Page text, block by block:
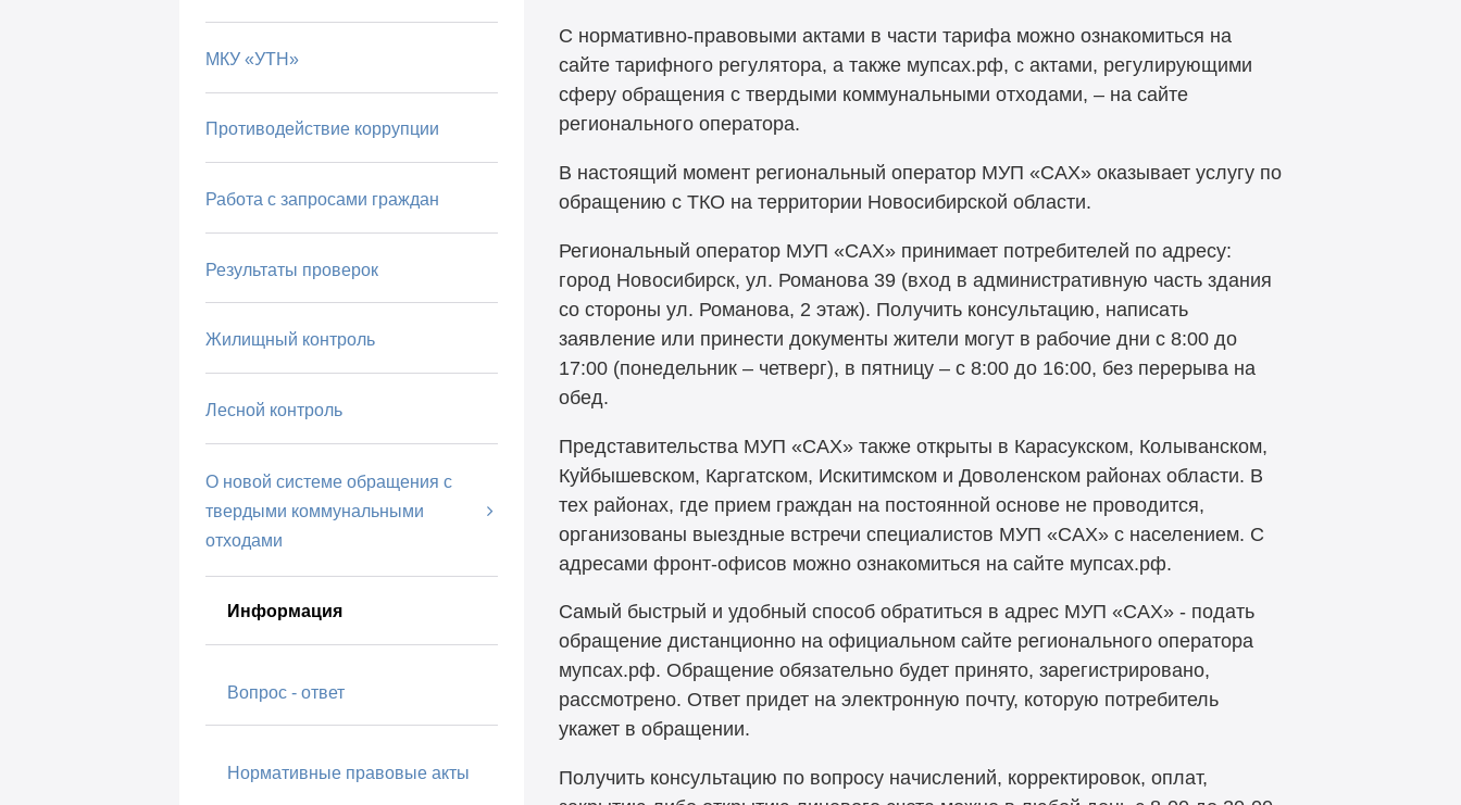
МКУ «УТН»
Противодействие коррупции
Работа с запросами граждан
Результаты проверок
Жилищный контроль
Лесной контроль
О новой системе обращения с
твердыми коммунальными
отходами
Информация
Вопрос - ответ
Нормативные правовые акты
С нормативно-правовыми актами в части тарифа можно ознакомиться на
сайте тарифного регулятора, а также мупсах.рф, с актами, регулирующими
сферу обращения с твердыми коммунальными отходами, – на сайте
регионального оператора.
В настоящий момент региональный оператор МУП «САХ» оказывает услугу по
обращению с ТКО на территории Новосибирской области.
Региональный оператор МУП «САХ» принимает потребителей по адресу:
город Новосибирск, ул. Романова 39 (вход в административную часть здания
со стороны ул. Романова, 2 этаж). Получить консультацию, написать
заявление или принести документы жители могут в рабочие дни с 8:00 до
17:00 (понедельник – четверг), в пятницу – с 8:00 до 16:00, без перерыва на
обед.
Представительства МУП «САХ» также открыты в Карасукском, Колыванском,
Куйбышевском, Каргатском, Искитимском и Доволенском районах области. В
тех районах, где прием граждан на постоянной основе не проводится,
организованы выездные встречи специалистов МУП «САХ» с населением. С
адресами фронт-офисов можно ознакомиться на сайте мупсах.рф.
Самый быстрый и удобный способ обратиться в адрес МУП «САХ» - подать
обращение дистанционно на официальном сайте регионального оператора
мупсах.рф. Обращение обязательно будет принято, зарегистрировано,
рассмотрено. Ответ придет на электронную почту, которую потребитель
укажет в обращении.
Получить консультацию по вопросу начислений, корректировок, оплат,